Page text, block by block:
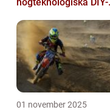
01 november 2025